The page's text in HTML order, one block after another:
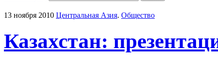
13 ноября 2010 Центральная Азия. Общество
Казахстан: